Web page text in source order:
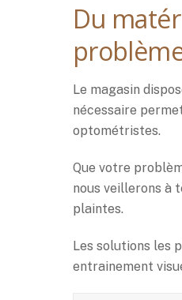
Du
Le magasin
nécessaire
optométristes.
Que votre
nous veillerons à
plaintes.
Les solutions les
entrainement